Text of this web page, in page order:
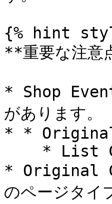
{% hint
**重要な注意
* Shop
があります。
* *
* Original
のページタイ